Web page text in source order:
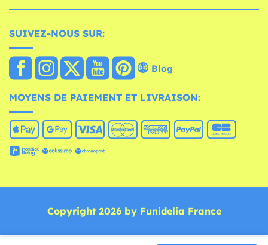
SUIVEZ-NOUS SUR:
Blog
MOYENS DE PAIEMENT ET LIVRAISON:
Copyright 2026 by Funidelia France